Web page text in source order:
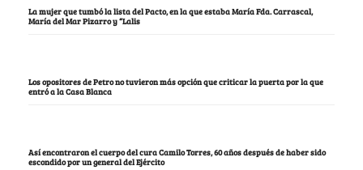
La mujer que tumbó la lista del Pacto, en la que estaba María Fda. Carrascal,
María del Mar Pizarro y “Lalis
Los opositores de Petro no tuvieron más opción que criticar la puerta por la que
entró a la Casa Blanca
Así encontraron el cuerpo del cura Camilo Torres, 60 años después de haber sido
escondido por un general del Ejército